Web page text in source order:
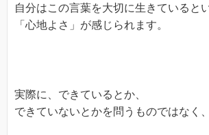
自分はこの言葉を大切に生きていると
「心地よさ」が感じられます。
実際に、できているとか、
できていないとかを問うものではなく、